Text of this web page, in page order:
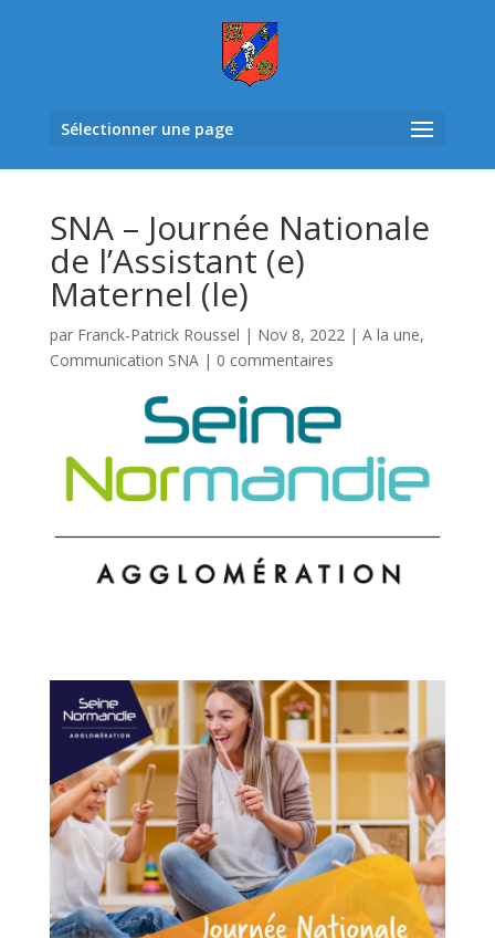
Sélectionner une page
SNA – Journée Nationale
de l’Assistant (e)
Maternel (le)
par Franck-Patrick Roussel | Nov 8, 2022| A la une,
Communication SNA| 0 commentaires